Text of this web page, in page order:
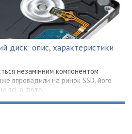
диск: опис, характеристики
незамінним компонентом
впровадили на ринок SSD, його
всі, а фото